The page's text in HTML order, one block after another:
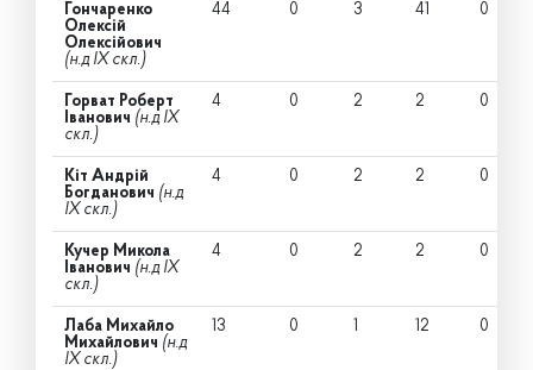
Гончаренко
Олексій
Олексійович
(н.д IX скл.)
44 0 3 41 0
Горват Роберт
Іванович (н.д IX
скл.)
4 0 2 2 0
Кіт Андрій
Богданович (н.д
IX скл.)
4 0 2 2 0
Кучер Микола
Іванович (н.д IX
скл.)
4 0 2 2 0
Лаба Михайло
Михайлович (н.д
IX скл.)
13 0 1 12 0